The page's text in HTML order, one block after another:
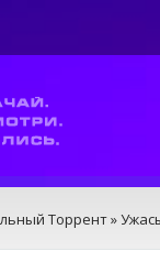
Торрент»